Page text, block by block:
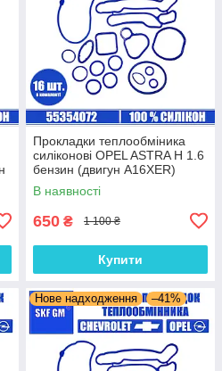
Прокладки теплообміника
силіконові OPEL ASTRA H 1.6
бензин (двигун A16XER)
комплект 16 шт.
В наявності
650 ₴ 1 100 ₴
Купити
Нове надходження –41%